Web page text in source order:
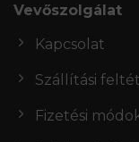
Vevőszolgálat
Kapcsolat
Szállítási
Fizetési